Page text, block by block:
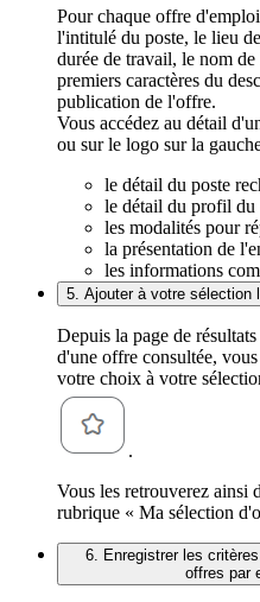
Pour chaque offre
l'intitulé du poste, le lieu
durée de travail, le nom
premiers caractères du
publication de l'offre.
Vous accédez au détail
ou sur le logo sur la
le détail du poste
le détail du profil du
les modalités pour
la présentation de
les informations
5. Ajouter à votre sélection
Depuis la page de
d'une offre consultée,
votre choix à votre
.
Vous les retrouverez ainsi
rubrique « Ma sélection
6. Enregistrer les
offres par